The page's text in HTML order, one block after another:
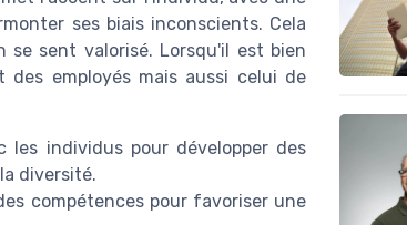
ses biais inconscients. Cela
sent valorisé. Lorsqu'il est bien
employés mais aussi celui de
individus pour développer des
diversité.
compétences pour favoriser une